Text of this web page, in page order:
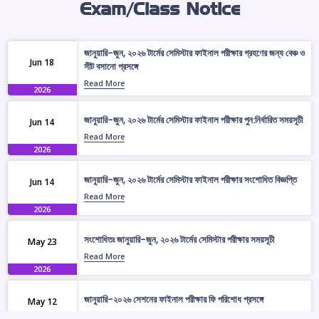
জানুয়ারি-জুন, ২০২৬ টার্মের সেমিস্টার ফাইনাল পরীক্ষার পুন:নির্ধারিত সময়সূচী
Jun 14
2026
জানুয়ারি-জুন, ২০২৬ টার্মের সেমিস্টার ফাইনাল পরীক্ষার সংশোধিত বিজ্ঞপ্তি
Read More
May 23
2026
সংশোধিতঃ জানুয়ারি-জুন, ২০২৬ টার্মের সেমিস্টার পরীক্ষার সময়সূচী
Read More
May 20
2026
সোশ্যাল মিডিয়া ব্যবহারে সতর্কীকরণ বিজ্ঞপ্তি
Read More
Exam/Class Notice
Jun 18
2026
জানুয়ারি-জুন, ২০২৬ টার্মের সেমিস্টার ফাইনাল পরীক্ষার গ্রহণের জন্য বেঞ্চ ও
সীট বসানো প্রসঙ্গে
Read More
Jun 14
2026
জানুয়ারি-জুন, ২০২৬ টার্মের সেমিস্টার ফাইনাল পরীক্ষার পুন:নির্ধারিত সময়সূচী
Read More
Jun 14
2026
জানুয়ারি-জুন, ২০২৬ টার্মের সেমিস্টার ফাইনাল পরীক্ষার সংশোধিত বিজ্ঞপ্তি
Read More
May 23
2026
সংশোধিতঃ জানুয়ারি-জুন, ২০২৬ টার্মের সেমিস্টার পরীক্ষার সময়সূচী
Read More
May 12 জানুয়ারি-২০২৬ সেশনের ফাইনাল পরীক্ষার ফি পরিশোধ প্রসঙ্গে